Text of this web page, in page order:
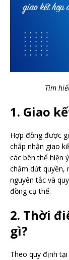
Tìm
1. Giao
Hợp đồng được
chấp nhận giao
các bên thể hiện
chấm dứt quyền,
nguyên tắc và
đồng cụ thể.
2. Thời
gì?
Theo quy định